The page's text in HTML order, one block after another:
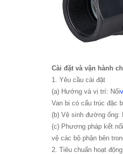
Cài đặt và vận hành
1. Yêu cầu cài đặt
(a) Hướng và vị trí: Nổi
Van bi có cấu trúc đặc
(b) Vệ sinh đường ống:
(c) Phương pháp kết
vệ các bộ phận bên
2. Tiêu chuẩn hoạt động